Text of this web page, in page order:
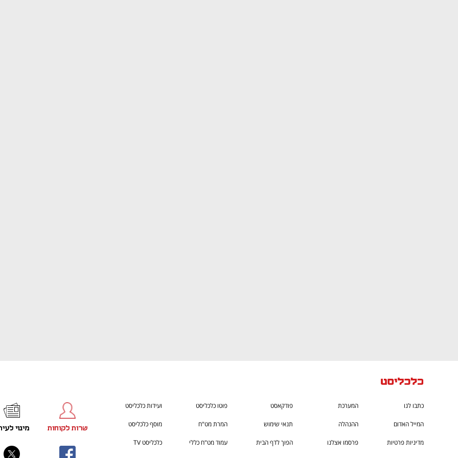
כתבו לנו המערכת פודקאסט פוטו כלכליסט ועידות כלכליסט
המייל האדום ההנהלה תנאי שימוש המרת מט"ח מוסף כלכליסט
מדיניות פרטיות פרסמו אצלנו הפוך לדף הבית עמוד מט"ח כללי כלכליסט TV
שרות לקוחות מינוי